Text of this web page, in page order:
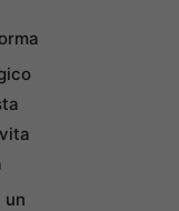
un